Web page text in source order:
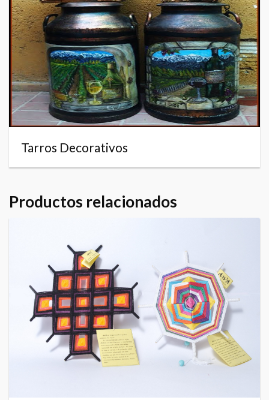
Tarros Decorativos
Productos relacionados